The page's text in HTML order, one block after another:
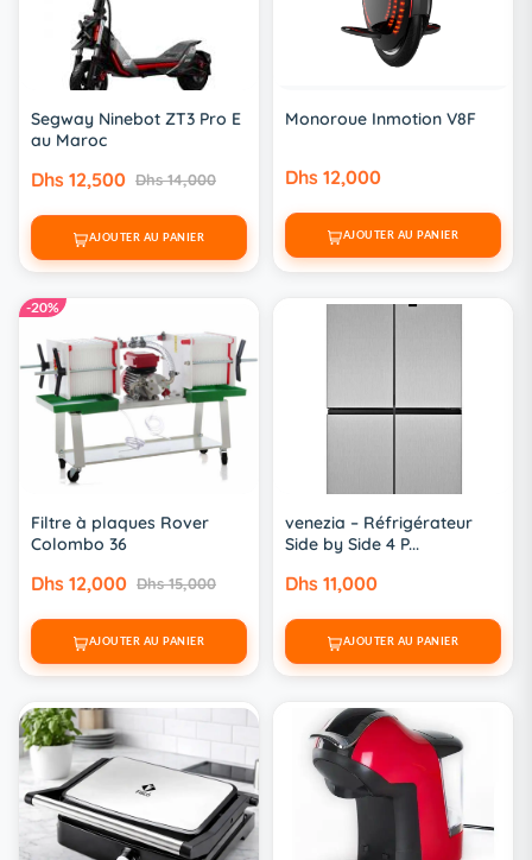
Segway Ninebot ZT3 Pro E
au Maroc
Dhs 12,500 Dhs 14,000
AJOUTER AU PANIER
Monoroue Inmotion V8F
Dhs 12,000
AJOUTER AU PANIER
-20%
Filtre à plaques Rover
Colombo 36
Dhs 12,000 Dhs 15,000
AJOUTER AU PANIER
venezia – Réfrigérateur
Side by Side 4 P...
Dhs 11,000
AJOUTER AU PANIER